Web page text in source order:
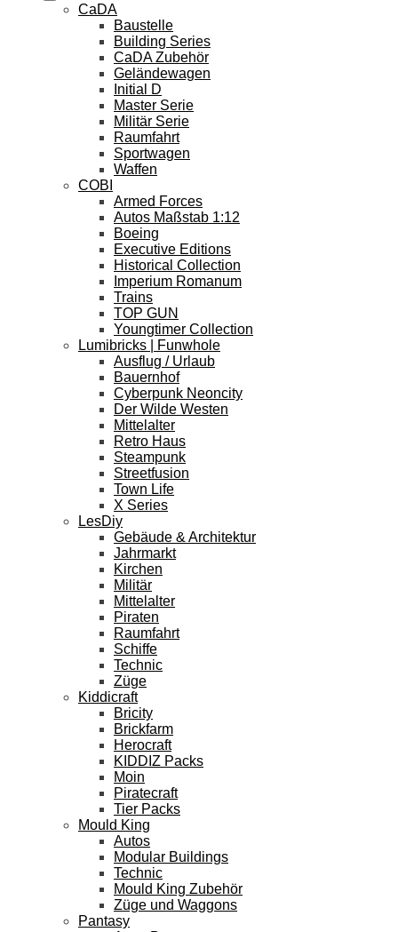
CaDA
Baustelle
Building Series
CaDA Zubehör
Geländewagen
Initial D
Master Serie
Militär Serie
Raumfahrt
Sportwagen
Waffen
COBI
Armed Forces
Autos Maßstab 1:12
Boeing
Executive Editions
Historical Collection
Imperium Romanum
Trains
TOP GUN
Youngtimer Collection
Lumibricks | Funwhole
Ausflug / Urlaub
Bauernhof
Cyberpunk Neoncity
Der Wilde Westen
Mittelalter
Retro Haus
Steampunk
Streetfusion
Town Life
X Series
LesDiy
Gebäude & Architektur
Jahrmarkt
Kirchen
Militär
Mittelalter
Piraten
Raumfahrt
Schiffe
Technic
Züge
Kiddicraft
Bricity
Brickfarm
Herocraft
KIDDIZ Packs
Moin
Piratecraft
Tier Packs
Mould King
Autos
Modular Buildings
Technic
Mould King Zubehör
Züge und Waggons
Pantasy